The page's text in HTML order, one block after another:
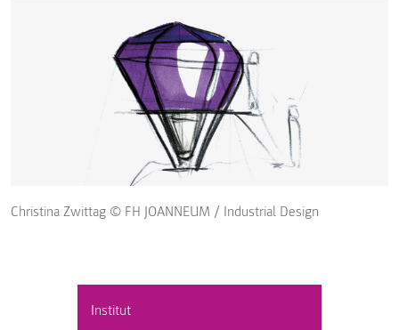
Institut
Christina Zwittag © FH JOANNEUM / Industrial Design